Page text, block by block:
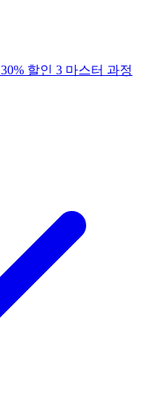
30% 할인 3 마스터 과정